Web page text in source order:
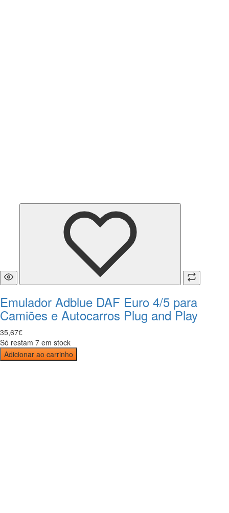
Emulador Adblue DAF Euro 4/5 para
Camiões e Autocarros Plug and Play
35,67€
Só restam 7 em stock
Adicionar ao carrinho